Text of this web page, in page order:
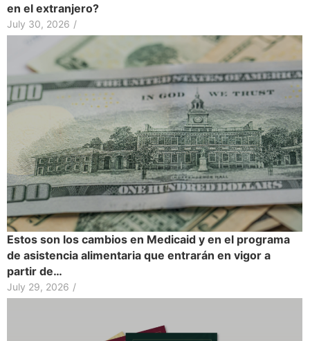
en el extranjero?
July 30, 2026 /
Estos son los cambios en Medicaid y en el programa
de asistencia alimentaria que entrarán en vigor a
partir de…
July 29, 2026 /